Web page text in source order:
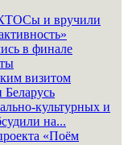
и вручили
в финале
визитом
Беларусь
культурных и
на...
«Поём